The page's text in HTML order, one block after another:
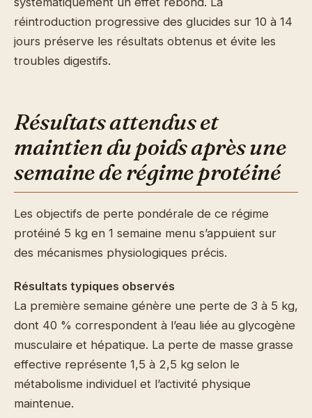
réintroduction progressive des glucides sur 10 à 14
jours préserve les résultats obtenus et évite les
troubles digestifs.
Résultats attendus et
maintien du poids après une
semaine de régime protéiné
Les objectifs de perte pondérale de ce régime
protéiné 5 kg en 1 semaine menu s’appuient sur
des mécanismes physiologiques précis.
Résultats typiques observés
La première semaine génère une perte de 3 à 5 kg,
dont 40 % correspondent à l’eau liée au glycogène
musculaire et hépatique. La perte de masse grasse
effective représente 1,5 à 2,5 kg selon le
métabolisme individuel et l’activité physique
maintenue.